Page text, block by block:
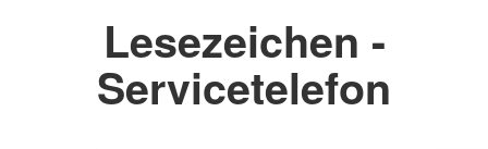
Lesezeichen -
Servicetelefon